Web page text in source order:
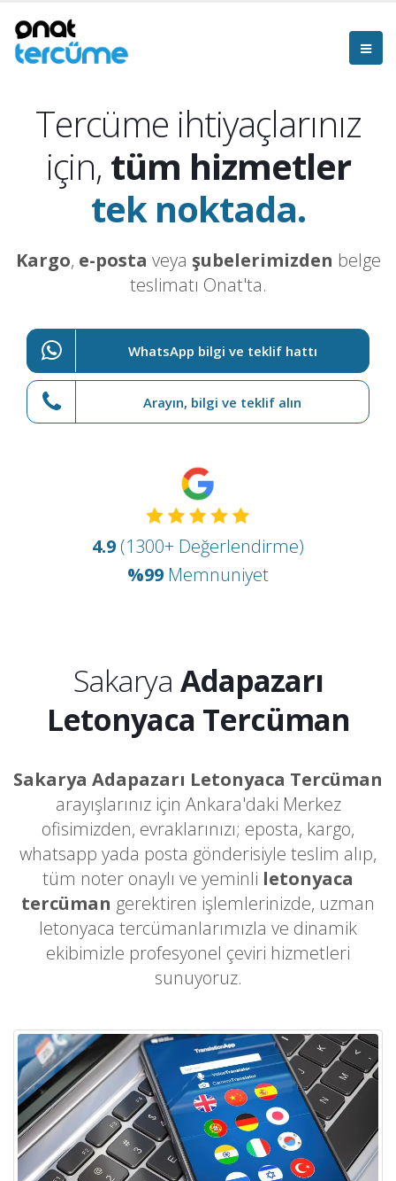
Tercüme ihtiyaçlarınız
için, tüm hizmetler
tek noktada.
Kargo, e-posta veya şubelerimizden belge
teslimatı Onat'ta.
WhatsApp bilgi ve teklif hattı
Arayın, bilgi ve teklif alın
4.9 (1300+ Değerlendirme)
%99 Memnuniyet
Sakarya Adapazarı
Letonyaca Tercüman
Sakarya Adapazarı Letonyaca Tercüman
arayışlarınız için Ankara'daki Merkez
ofisimizden, evraklarınızı; eposta, kargo,
whatsapp yada posta gönderisiyle teslim alıp,
tüm noter onaylı ve yeminli letonyaca
tercüman gerektiren işlemlerinizde, uzman
letonyaca tercümanlarımızla ve dinamik
ekibimizle profesyonel çeviri hizmetleri
sunuyoruz.